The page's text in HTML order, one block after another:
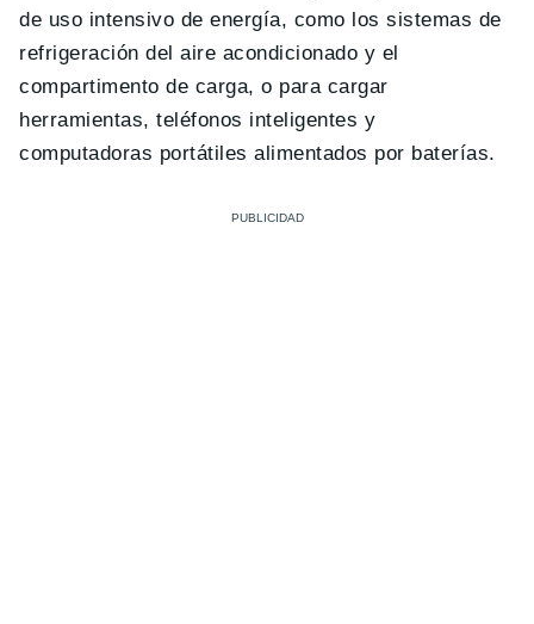
de uso intensivo de energía, como los sistemas de
refrigeración del aire acondicionado y el
compartimento de carga, o para cargar
herramientas, teléfonos inteligentes y
computadoras portátiles alimentados por baterías.